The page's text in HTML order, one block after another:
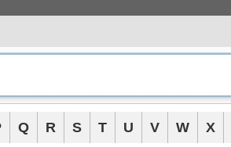
Q R S T U V W X